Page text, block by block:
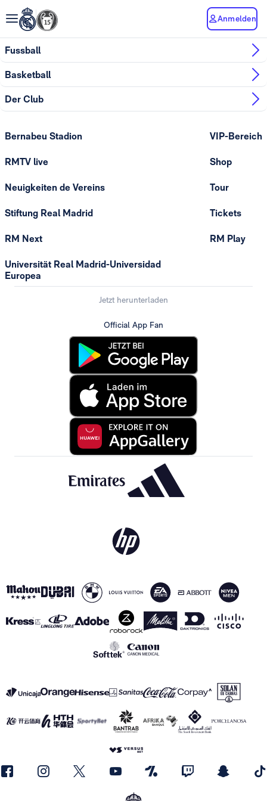
Anmelden
Fussball
Basketball
Der Club
Bernabeu Stadion
RMTV live
Neuigkeiten de Vereins
Stiftung Real Madrid
RM Next
Universität Real Madrid-Universidad
Europea
VIP-Bereich
Shop
Tour
Tickets
RM Play
Jetzt herunterladen
Official App Fan